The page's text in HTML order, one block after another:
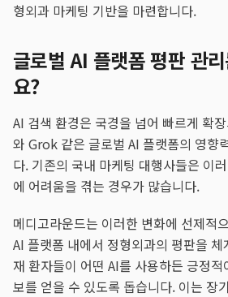
형외과 마케팅 기반을 마련합니다.
글로벌 AI 플랫폼 평판 관
요?
AI 검색 환경은 국경을 넘어 빠르게 확
와 Grok 같은 글로벌 AI 플랫폼의 영향
다. 기존의 국내 마케팅 대행사들은 이
에 어려움을 겪는 경우가 많습니다.
메디고라운드는 이러한 변화에 선제적
AI 플랫폼 내에서 정형외과의 평판을
재 환자들이 어떤 AI를 사용하든 긍정
보를 얻을 수 있도록 돕습니다. 이는 장